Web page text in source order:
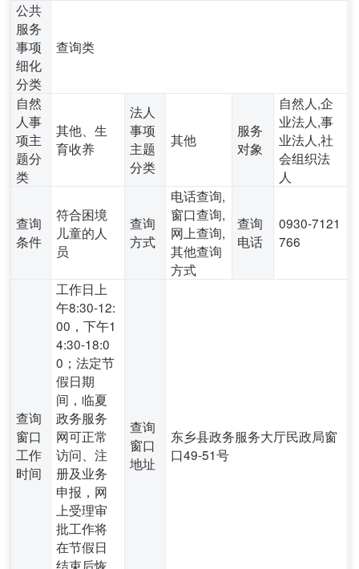
公共
服务
事项
细化
分类
查询类
自然
人事
项主
题分
类
其他、生
育收养
法人
事项
主题
分类
其他
服务
对象
自然人,企
业法人,事
业法人,社
会组织法
人
查询
条件
符合困境
儿童的人
员
查询
方式
电话查询,
窗口查询,
网上查询,
其他查询
方式
查询
电话
0930-7121
766
查询
窗口
工作
时间
工作日上
午8:30-12:
00，下午1
4:30-18:0
0；法定节
假日期
间，临夏
政务服务
网可正常
访问、注
册及业务
申报，网
上受理审
批工作将
在节假日
结束后恢
查询
窗口
地址
东乡县政务服务大厅民政局窗
口49-51号